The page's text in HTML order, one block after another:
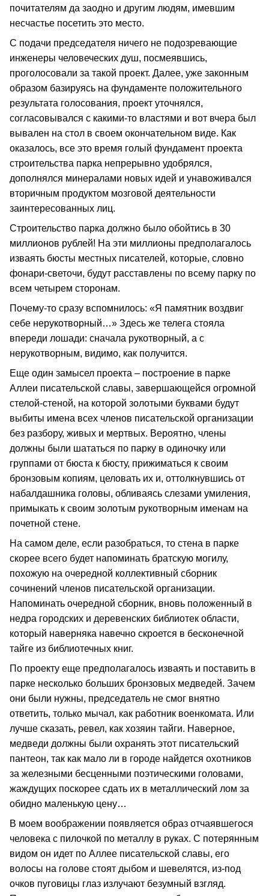
почитателям да заодно и другим людям, имевшим
несчастье посетить это место.
С подачи председателя ничего не подозревающие
инженеры человеческих душ, посмеявшись,
проголосовали за такой проект. Далее, уже законным
образом базируясь на фундаменте положительного
результата голосования, проект уточнялся,
согласовывался с какими-то властями и вот вчера был
вывален на стол в своем окончательном виде. Как
оказалось, все это время голый фундамент проекта
строительства парка непрерывно удобрялся,
дополнялся минералами новых идей и унавоживался
вторичным продуктом мозговой деятельности
заинтересованных лиц.
Строительство парка должно было обойтись в 30
миллионов рублей! На эти миллионы предполагалось
изваять бюсты местных писателей, которые, словно
фонари-светочи, будут расставлены по всему парку по
всем четырем сторонам.
Почему-то сразу вспомнилось: «Я памятник воздвиг
себе нерукотворный…» Здесь же телега стояла
впереди лошади: сначала рукотворный, а с
нерукотворным, видимо, как получится.
Еще один замысел проекта – построение в парке
Аллеи писательской славы, завершающейся огромной
стелой-стеной, на которой золотыми буквами будут
выбиты имена всех членов писательской организации
без разбору, живых и мертвых. Вероятно, члены
должны были шататься по парку в одиночку или
группами от бюста к бюсту, прижиматься к своим
бронзовым копиям, целовать их и, оттолкнувшись от
набалдашника головы, обливаясь слезами умиления,
примыкать к своим золотым рукотворным именам на
почетной стене.
На самом деле, если разобраться, то стена в парке
скорее всего будет напоминать братскую могилу,
похожую на очередной коллективный сборник
сочинений членов писательской организации.
Напоминать очередной сборник, вновь положенный в
недра городских и деревенских библиотек области,
который наверняка навечно скроется в бесконечной
тайге из библиотечных книг.
По проекту еще предполагалось изваять и поставить в
парке несколько больших бронзовых медведей. Зачем
они были нужны, председатель не смог внятно
ответить, только мычал, как работник военкомата. Или
лучше сказать, ревел, как хозяин тайги. Наверное,
медведи должны были охранять этот писательский
пантеон, так как мало ли в городе найдется охотников
за железными бесценными поэтическими головами,
жаждущих поскорее сдать их в металлический лом за
обидно маленькую цену…
В моем воображении появляется образ отчаявшегося
человека с пилочкой по металлу в руках. С потерянным
видом он идет по Аллее писательской славы, его
волосы на голове стоят дыбом и шевелятся, из-под
очков пуговицы глаз излучают безумный взгляд.